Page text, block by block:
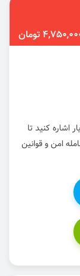
تومان
به کد ملک 1769 در ویلایار اشاره کنید تا
امن و قوانین